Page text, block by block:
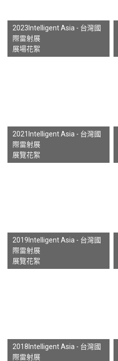
2023Intelligent Asia - 台灣國
際雷射展
展場花絮
2021Intelligent Asia - 台灣國
際雷射展
展覽花絮
2019Intelligent Asia - 台灣國
際雷射展
展覽花絮
2018Intelligent Asia - 台灣國
際雷射展